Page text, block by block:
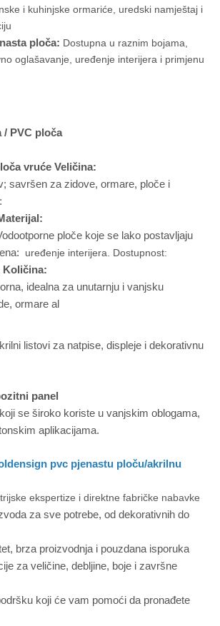
i kuhinjske ormariće, uredski namještaj i
ploča: Dostupna u raznim bojama,
oglašavanje, uređenje interijera i primjenu
/ PVC ploča
vruće Veličina:
savršen za zidove, ormare, ploče i
ploče koje se lako postavljaju
uređenje interijera. Dostupnost:
Količina:
idealna za unutarnju i vanjsku
ormare al
listovi za natpise, displeje i dekorativnu
panel
se široko koriste u vanjskim oblogama,
aplikacijama.
pvc pjenastu ploču/akrilnu
ekspertize i direktne fabričke nabavke
za sve potrebe, od dekorativnih do
brza proizvodnja i pouzdana isporuka
za veličine, debljine, boje i završne
koji će vam pomoći da pronađete